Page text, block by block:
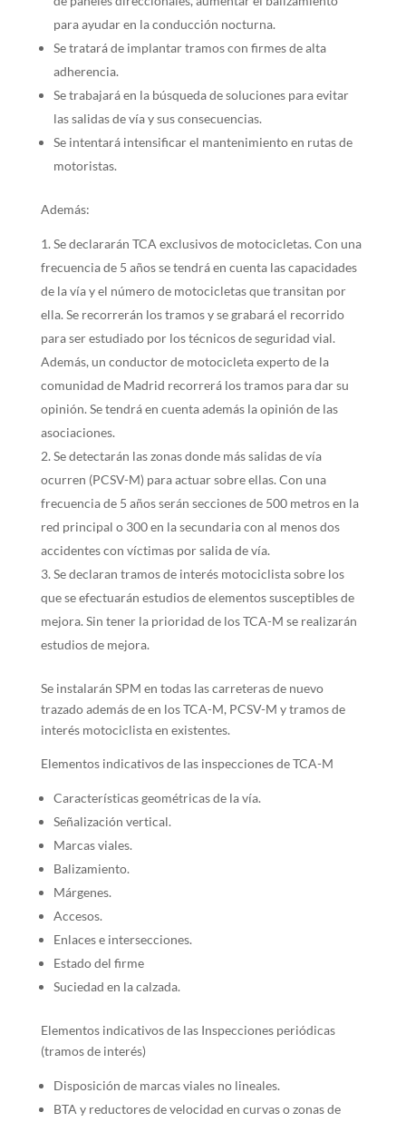
para ayudar en la conducción nocturna.
Se tratará de implantar tramos con firmes de alta
adherencia.
Se trabajará en la búsqueda de soluciones para evitar
las salidas de vía y sus consecuencias.
Se intentará intensificar el mantenimiento en rutas de
motoristas.
Además:
Se declararán TCA exclusivos de motocicletas. Con una
frecuencia de 5 años se tendrá en cuenta las capacidades
de la vía y el número de motocicletas que transitan por
ella. Se recorrerán los tramos y se grabará el recorrido
para ser estudiado por los técnicos de seguridad vial.
Además, un conductor de motocicleta experto de la
comunidad de Madrid recorrerá los tramos para dar su
opinión. Se tendrá en cuenta además la opinión de las
asociaciones.
Se detectarán las zonas donde más salidas de vía
ocurren (PCSV-M) para actuar sobre ellas. Con una
frecuencia de 5 años serán secciones de 500 metros en la
red principal o 300 en la secundaria con al menos dos
accidentes con víctimas por salida de vía.
Se declaran tramos de interés motociclista sobre los
que se efectuarán estudios de elementos susceptibles de
mejora. Sin tener la prioridad de los TCA-M se realizarán
estudios de mejora.
Se instalarán SPM en todas las carreteras de nuevo
trazado además de en los TCA-M, PCSV-M y tramos de
interés motociclista en existentes.
Elementos indicativos de las inspecciones de TCA-M
Características geométricas de la vía.
Señalización vertical.
Marcas viales.
Balizamiento.
Márgenes.
Accesos.
Enlaces e intersecciones.
Estado del firme
Suciedad en la calzada.
Elementos indicativos de las Inspecciones periódicas
(tramos de interés)
Disposición de marcas viales no lineales.
BTA y reductores de velocidad en curvas o zonas de